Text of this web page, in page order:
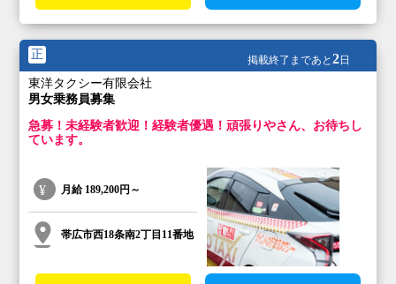
正 掲載終了まであと 2日
東洋タクシー有限会社
男女乗務員募集
急募！未経験者歓迎！経験者優遇！頑張りやさん、お待ちし
ています。
月給 189,200円～
帯広市西18条南2丁目11番地